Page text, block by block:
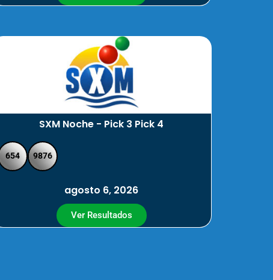
SXM Noche - Pick 3 Pick 4
654 9876
agosto 6, 2026
Ver Resultados